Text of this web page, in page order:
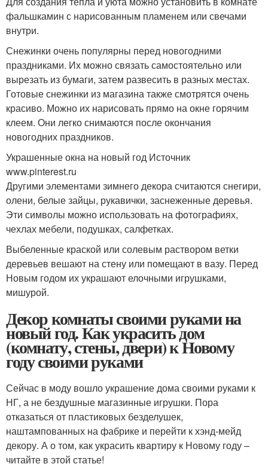
фальшкамин с нарисованным пламенем или свечами
внутри.
Снежинки очень популярны перед новогодними
праздниками. Их можно связать самостоятельно или
вырезать из бумаги, затем развесить в разных местах.
Готовые снежинки из магазина также смотрятся очень
красиво. Можно их нарисовать прямо на окне горячим
клеем. Они легко снимаются после окончания
новогодних праздников.
Украшенные окна на новый год Источник
www.pinterest.ru
Другими элементами зимнего декора считаются снегири,
олени, белые зайцы, рукавички, заснеженные деревья.
Эти символы можно использовать на фотографиях,
чехлах мебели, подушках, салфетках.
Выбеленные краской или солевым раствором ветки
деревьев вешают на стену или помещают в вазу. Перед
Новым годом их украшают елочными игрушками,
мишурой.
Декор комнаты своими руками на
новый год. Как украсить дом
(комнату, стены, двери) к Новому
году своими руками
Сейчас в моду вошло украшение дома своими руками к
НГ, а не бездушные магазинные игрушки. Пора
отказаться от пластиковых безделушек,
наштампованных на фабрике и перейти к хэнд-мейд
декору. А о том, как украсить квартиру к Новому году –
читайте в этой статье!